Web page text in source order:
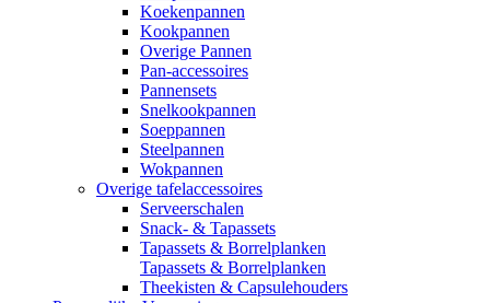
Koekenpannen
Kookpannen
Overige Pannen
Pan-accessoires
Pannensets
Snelkookpannen
Soeppannen
Steelpannen
Wokpannen
Overige tafelaccessoires
Serveerschalen
Snack- & Tapassets
Tapassets & Borrelplanken
Tapassets & Borrelplanken
Theekisten & Capsulehouders